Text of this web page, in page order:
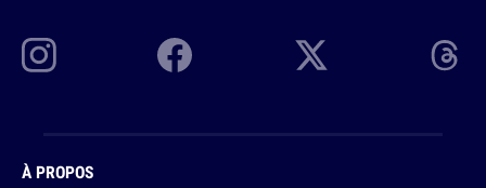
À PROPOS